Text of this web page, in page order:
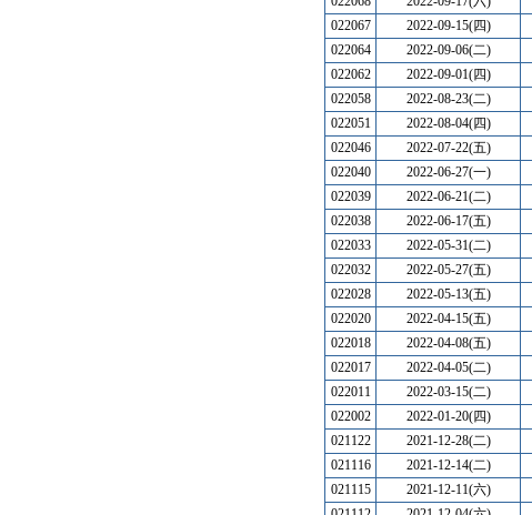
022067
2022-09-15(四)
022064
2022-09-06(二)
022062
2022-09-01(四)
022058
2022-08-23(二)
022051
2022-08-04(四)
022046
2022-07-22(五)
022040
2022-06-27(一)
022039
2022-06-21(二)
022038
2022-06-17(五)
022033
2022-05-31(二)
022032
2022-05-27(五)
022028
2022-05-13(五)
022020
2022-04-15(五)
022018
2022-04-08(五)
022017
2022-04-05(二)
022011
2022-03-15(二)
022002
2022-01-20(四)
021122
2021-12-28(二)
021116
2021-12-14(二)
021115
2021-12-11(六)